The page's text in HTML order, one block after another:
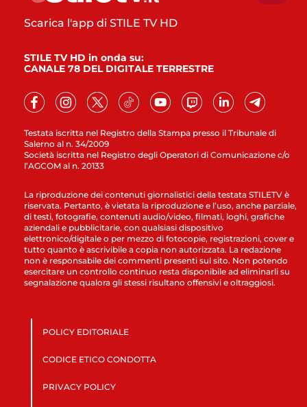
Testata iscritta nel Registro della Stampa presso il Tribunale di
Salerno al n. 34/2009
Società iscritta nel Registro degli Operatori di Comunicazione c/o
l’AGCOM al n. 20133
Scarica l'app di STILE TV HD
STILE TV HD in onda su:
CANALE 78 DEL DIGITALE TERRESTRE
La riproduzione dei contenuti giornalistici della testata STILETV è
riservata. Pertanto, è vietata la riproduzione e l’uso, anche parziale,
di testi, fotografie, contenuti audio/video, filmati, loghi, grafiche
aziendali e pubblicitarie, con qualsiasi dispositivo
elettronico/digitale o per mezzo di fotocopie, registrazioni, cover e
tutto quanto è ascrivibile a copia non autorizzata. La redazione
non è responsabile dei commenti presenti sul sito. Non potendo
esercitare un controllo continuo resta disponibile ad eliminarli su
segnalazione qualora gli stessi risultano offensivi e oltraggiosi.
POLICY EDITORIALE
CODICE ETICO CONDOTTA
PRIVACY POLICY